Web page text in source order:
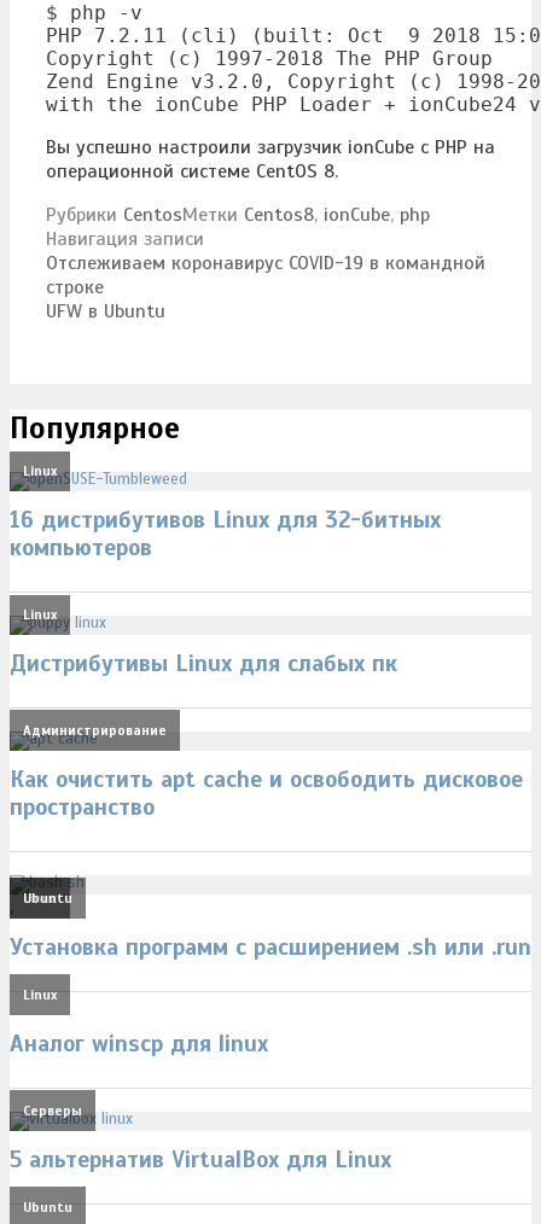
$ php -v
PHP 7.2.11 (cli) (built: Oct  9 2018
Copyright (c) 1997-2018 The PHP Group
Zend Engine v3.2.0, Copyright (c) 1998-
with the ionCube PHP Loader +
Вы успешно настроили загрузчик ionCube с PHP на
операционной системе CentOS 8.
Рубрики CentosМетки Centos8, ionCube, php
Навигация записи
Отслеживаем коронавирус COVID-19 в командной
строке
UFW в Ubuntu
Популярное
Linux
16 дистрибутивов Linux для 32-битных
компьютеров
Linux
Дистрибутивы Linux для слабых пк
Администрирование
Как очистить apt cache и освободить дисковое
пространство
Linux
, Ubuntu
Установка программ с расширением .sh или .run
Linux
Аналог winscp для linux
Серверы
5 альтернатив VirtualBox для Linux
Ubuntu